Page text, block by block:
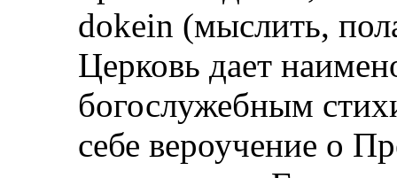
dokein (мыслить,
Церковь дает
богослужебным
себе вероучение о